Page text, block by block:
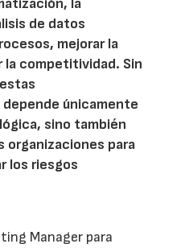
la
de datos
mejorar la
la competitividad. Sin
únicamente
sino también
organizaciones para
los riesgos
Manager para